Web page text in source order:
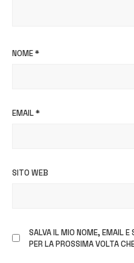
NOME*
EMAIL*
SITO WEB
SALVA IL MIO NOME, EMAIL
PER LA PROSSIMA VOLTA